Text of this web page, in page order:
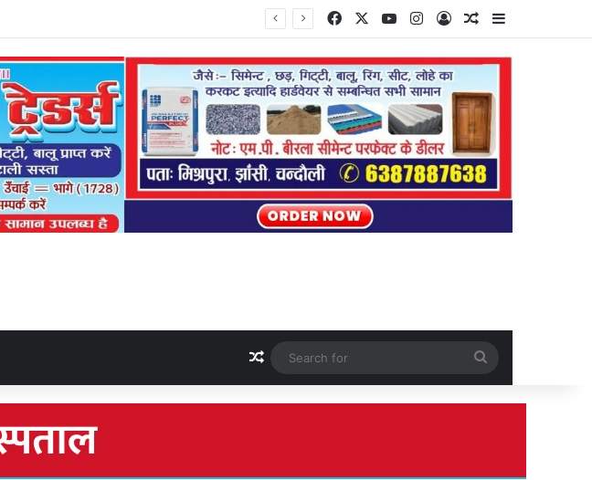
FacebookYouTubeInstagram
Log InRandom Article
Sidebar
Random Article
for